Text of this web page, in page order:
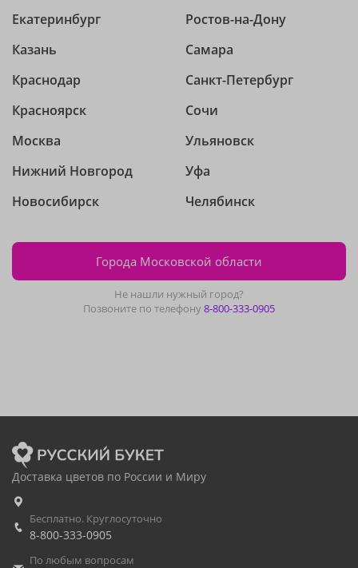
Екатеринбург
Казань
Краснодар
Красноярск
Москва
Нижний Новгород
Новосибирск
Ростов-на-Дону
Самара
Санкт-Петербург
Сочи
Ульяновск
Уфа
Челябинск
Города Московской области
Не нашли нужный город?
Позвоните по телефону8-800-333-0905
Доставка цветов по России и Миру
Бесплатно. Круглосуточно
8-800-333-0905
По любым вопросам